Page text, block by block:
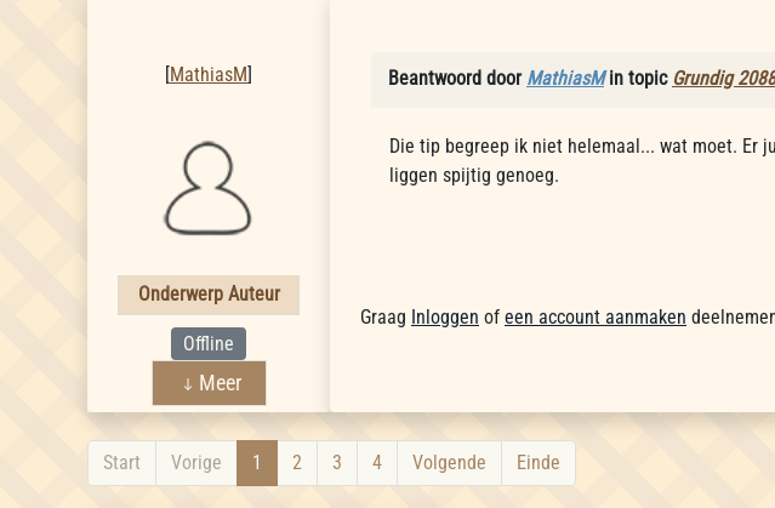
[MathiasM]
Onderwerp Auteur
Offline
Meer
Beantwoord door MathiasMin topic Grundig
Die tip begreep ik niet helemaal... wat moet. Er
liggen spijtig genoeg.
Graag Inloggen of een account aanmaken
Start Vorige 1 2 3 4 Volgende Einde